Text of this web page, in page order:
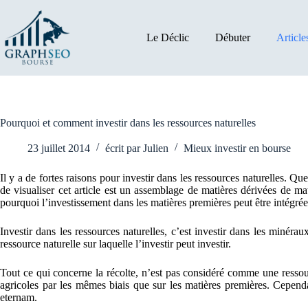
contenu
Le Déclic Débuter
Pourquoi et comment investir dans les ressources naturelles
23 juillet 2014 écrit par Julien Mieux investir en bourse
Il y a de fortes raisons pour investir dans les ressources naturelles.
de visualiser cet article est un assemblage de matières dérivées de
pourquoi l’investissement dans les matières premières peut être
Investir dans les ressources naturelles, c’est investir dans les
ressource naturelle sur laquelle l’investir peut investir.
Tout ce qui concerne la récolte, n’est pas considéré comme une
agricoles par les mêmes biais que sur les matières premières.
eternam.